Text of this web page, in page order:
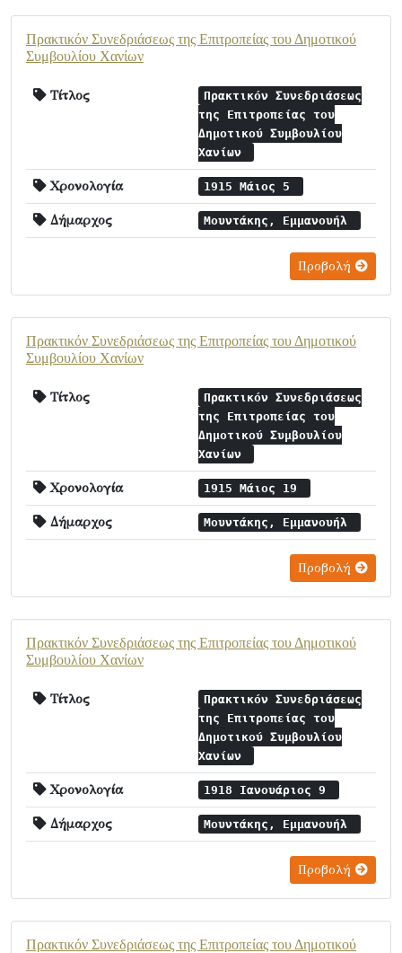
Πρακτικόν Συνεδριάσεως της Επιτροπείας του Δημοτικού
Συμβουλίου Χανίων
Τίτλος
Πρακτικόν Συνεδριάσεως
της Επιτροπείας του
Δημοτικού Συμβουλίου
Χανίων
Χρονολογία 1915 Μάιος 5
Δήμαρχος Μουντάκης, Εμμανουήλ
Προβολή
Πρακτικόν Συνεδριάσεως της Επιτροπείας του Δημοτικού
Συμβουλίου Χανίων
Τίτλος
Πρακτικόν Συνεδριάσεως
της Επιτροπείας του
Δημοτικού Συμβουλίου
Χανίων
Χρονολογία 1915 Μάιος 19
Δήμαρχος Μουντάκης, Εμμανουήλ
Προβολή
Πρακτικόν Συνεδριάσεως της Επιτροπείας του Δημοτικού
Συμβουλίου Χανίων
Τίτλος
Πρακτικόν Συνεδριάσεως
της Επιτροπείας του
Δημοτικού Συμβουλίου
Χανίων
Χρονολογία 1918 Ιανουάριος 9
Δήμαρχος Μουντάκης, Εμμανουήλ
Προβολή
Πρακτικόν Συνεδριάσεως της Επιτροπείας του Δημοτικού